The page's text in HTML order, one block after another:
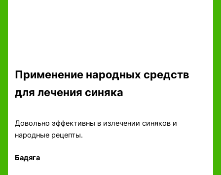
Применение народных средств
для лечения синяка
Довольно эффективны в излечении синяков и
народные рецепты.
Бадяга